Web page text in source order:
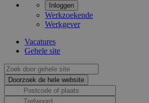
Inloggen
Werkzoekende
Werkgever
Vacatures
Gehele site